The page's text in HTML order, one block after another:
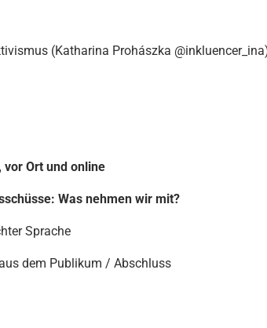
(Katharina Prohászka
vor Ort und online
Was nehmen wir mit?
Sprache
dem Publikum / Abschluss